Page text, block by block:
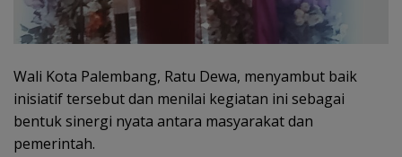
Wali Kota Palembang, Ratu Dewa, menyambut baik
inisiatif tersebut dan menilai kegiatan ini sebagai
bentuk sinergi nyata antara masyarakat dan
pemerintah.